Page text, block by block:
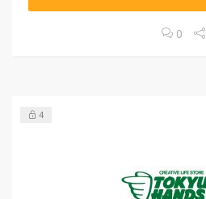
0
4